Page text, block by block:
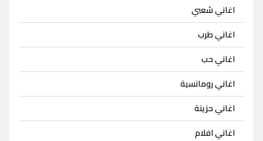
اغاني شعبي
اغاني طرب
اغاني حب
اغاني رومانسية
اغاني حزينة
اغاني افلام